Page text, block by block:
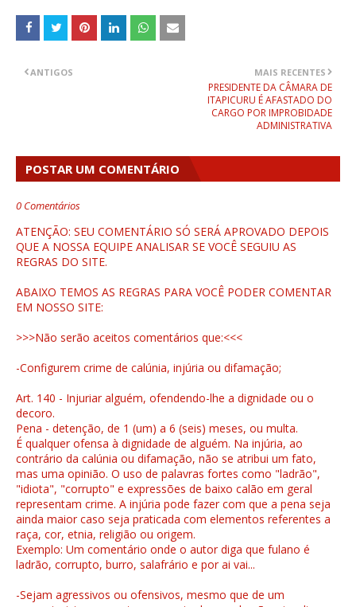
MAIS RECENTES
PRESIDENTE DA CÂMARA DE
ITAPICURU É AFASTADO DO
CARGO POR IMPROBIDADE
ADMINISTRATIVA
ANTIGOS
POSTAR UM COMENTÁRIO
0 Comentários
ATENÇÃO: SEU COMENTÁRIO SÓ SERÁ APROVADO DEPOIS
QUE A NOSSA EQUIPE ANALISAR SE VOCÊ SEGUIU AS
REGRAS DO SITE.
ABAIXO TEMOS AS REGRAS PARA VOCÊ PODER COMENTAR
EM NOSSO SITE:
>>>Não serão aceitos comentários que:<<<
-Configurem crime de calúnia, injúria ou difamação;
Art. 140 - Injuriar alguém, ofendendo-lhe a dignidade ou o
decoro.
Pena - detenção, de 1 (um) a 6 (seis) meses, ou multa.
É qualquer ofensa à dignidade de alguém. Na injúria, ao
contrário da calúnia ou difamação, não se atribui um fato,
mas uma opinião. O uso de palavras fortes como "ladrão",
"idiota", "corrupto" e expressões de baixo calão em geral
representam crime. A injúria pode fazer com que a pena seja
ainda maior caso seja praticada com elementos referentes a
raça, cor, etnia, religião ou origem.
Exemplo: Um comentário onde o autor diga que fulano é
ladrão, corrupto, burro, salafrário e por ai vai...
-Sejam agressivos ou ofensivos, mesmo que de um